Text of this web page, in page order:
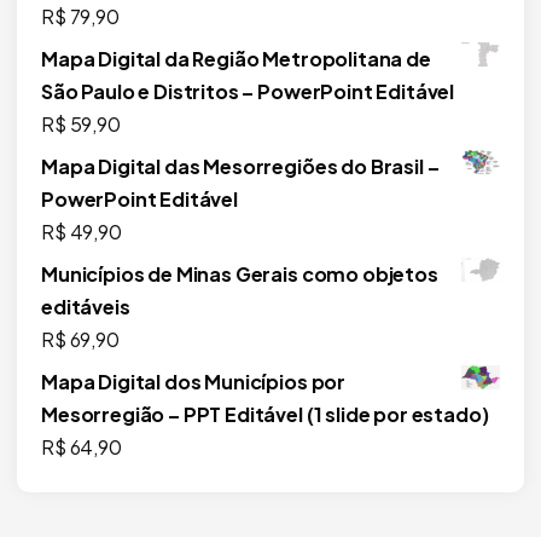
Avaliação
R$ 79,90
Mapa Digital da Região Metropolitana de
São Paulo e Distritos – PowerPoint Editável
R$ 59,90
Mapa Digital das Mesorregiões do Brasil –
PowerPoint Editável
R$ 49,90
Municípios de Minas Gerais como objetos
editáveis
R$69,90
Mapa Digital dos Municípios por
Mesorregião – PPT Editável (1 slide por estado)
R$64,90